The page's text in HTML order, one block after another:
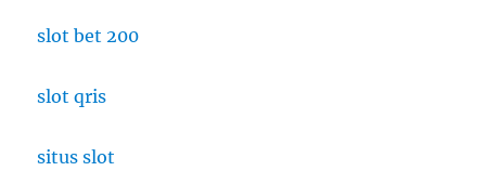
slot bet 200
slot qris
situs slot